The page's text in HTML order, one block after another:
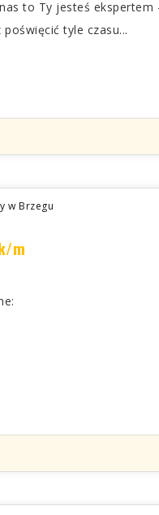
to Ty jesteś
tyle czasu...
w Brzegu
m